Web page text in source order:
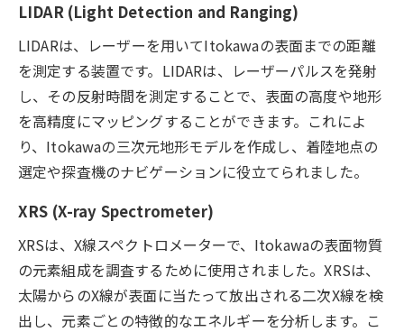
LIDAR (Light Detection and Ranging)
LIDARは、レーザーを用いてItokawaの表面までの距離
を測定する装置です。LIDARは、レーザーパルスを発射
し、その反射時間を測定することで、表面の高度や地形
を高精度にマッピングすることができます。これによ
り、Itokawaの三次元地形モデルを作成し、着陸地点の
選定や探査機のナビゲーションに役立てられました。
XRS (X-ray Spectrometer)
XRSは、X線スペクトロメーターで、Itokawaの表面物質
の元素組成を調査するために使用されました。XRSは、
太陽からのX線が表面に当たって放出される二次X線を検
出し、元素ごとの特徴的なエネルギーを分析します。こ